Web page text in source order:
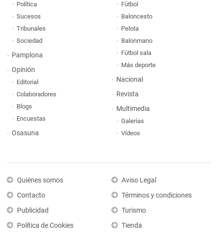
Política
Sucesos
Tribunales
Sociedad
Pamplona
Opinión
Editorial
Colaboradores
Blogs
Encuestas
Osasuna
Fútbol
Baloncesto
Pelota
Balonmano
Fútbol sala
Más deporte
Nacional
Revista
Multimedia
Galerías
Vídeos
Quiénes somos
Contacto
Publicidad
Política de Cookies
Aviso Legal
Términos y condiciones
Turismo
Tienda